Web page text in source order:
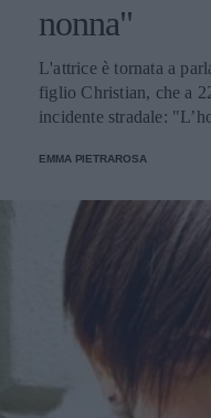
nonna"
L'attrice è tornata a
figlio Christian, che a
incidente stradale:
EMMA PIETRAROSA